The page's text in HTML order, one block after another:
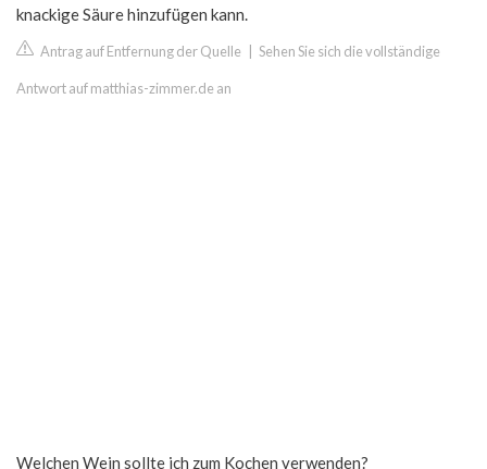
knackige Säure hinzufügen kann.
Antrag auf Entfernung der Quelle Sehen Sie sich die vollständige
Antwort auf matthias-zimmer.de an
Welchen Wein sollte ich zum Kochen verwenden?